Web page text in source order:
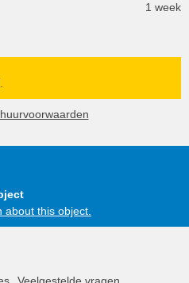
1 week
about this object.